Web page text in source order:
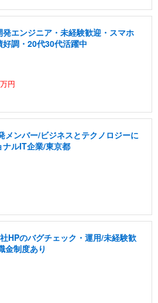
エンジニア・未経験歓迎・スマホ
調・20代30代活躍中
円
メンバー/ビジネスとテクノロジーに
ルIT企業/東京都
HPのバグチェック・運用/未経験歓
金制度あり